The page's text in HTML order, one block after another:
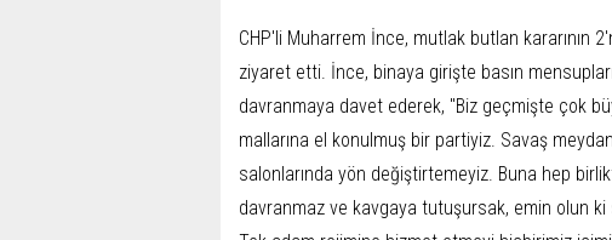
CHP'li Muharrem İnce, mutlak butlan kararının
ziyaret etti. İnce, binaya girişte basın
davranmaya davet ederek, "Biz geçmişte çok
mallarına el konulmuş bir partiyiz. Savaş
salonlarında yön değiştirtemeyiz. Buna hep
davranmaz ve kavgaya tutuşursak, emin olun